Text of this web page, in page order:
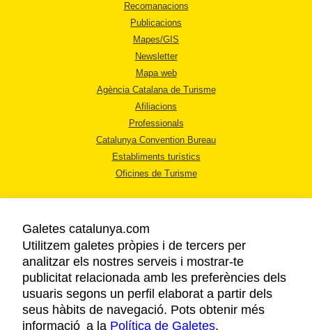
Recomanacions
Publicacions
Mapes/GIS
Newsletter
Mapa web
Agència Catalana de Turisme
Afiliacions
Professionals
Catalunya Convention Bureau
Establiments turístics
Oficines de Turisme
AVÍS LEGAL
POLÍTICA DE PRIVACITAT
COOKIES
ACCESSIBILITAT
Galetes catalunya.com
Utilitzem galetes pròpies i de tercers per
analitzar els nostres serveis i mostrar-te
publicitat relacionada amb les preferències dels
usuaris segons un perfil elaborat a partir dels
seus hàbits de navegació. Pots obtenir més
informació a la Política de Galetes.